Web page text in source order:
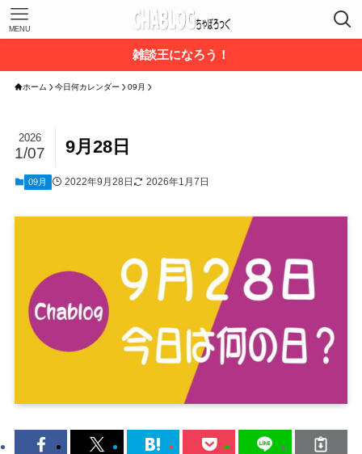
MENU
雑談王になろう！
ホーム 今日何カレンダー 09月
9月28日
2026
1/07
09月 2022年9月28日 2026年1月7日